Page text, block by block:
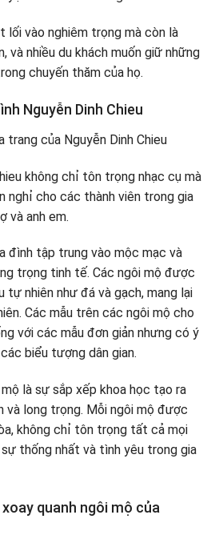
lối vào nghiêm trọng mà còn là
và nhiều du khách muốn giữ những
chuyến thăm của họ.
Nguyễn Dinh Chieu
không chỉ tôn trọng nhạc cụ mà
nghỉ cho các thành viên trong gia
và anh em.
đình tập trung vào mộc mạc và
trọng tinh tế. Các ngôi mộ được
nhiên như đá và gạch, mang lại
Các mẫu trên các ngôi mộ cho
với các mẫu đơn giản nhưng có ý
biểu tượng dân gian.
là sự sắp xếp khoa học tạo ra
và long trọng. Mỗi ngôi mộ được
không chỉ tôn trọng tất cả mọi
sự thống nhất và tình yêu trong gia
quanh ngôi mộ của